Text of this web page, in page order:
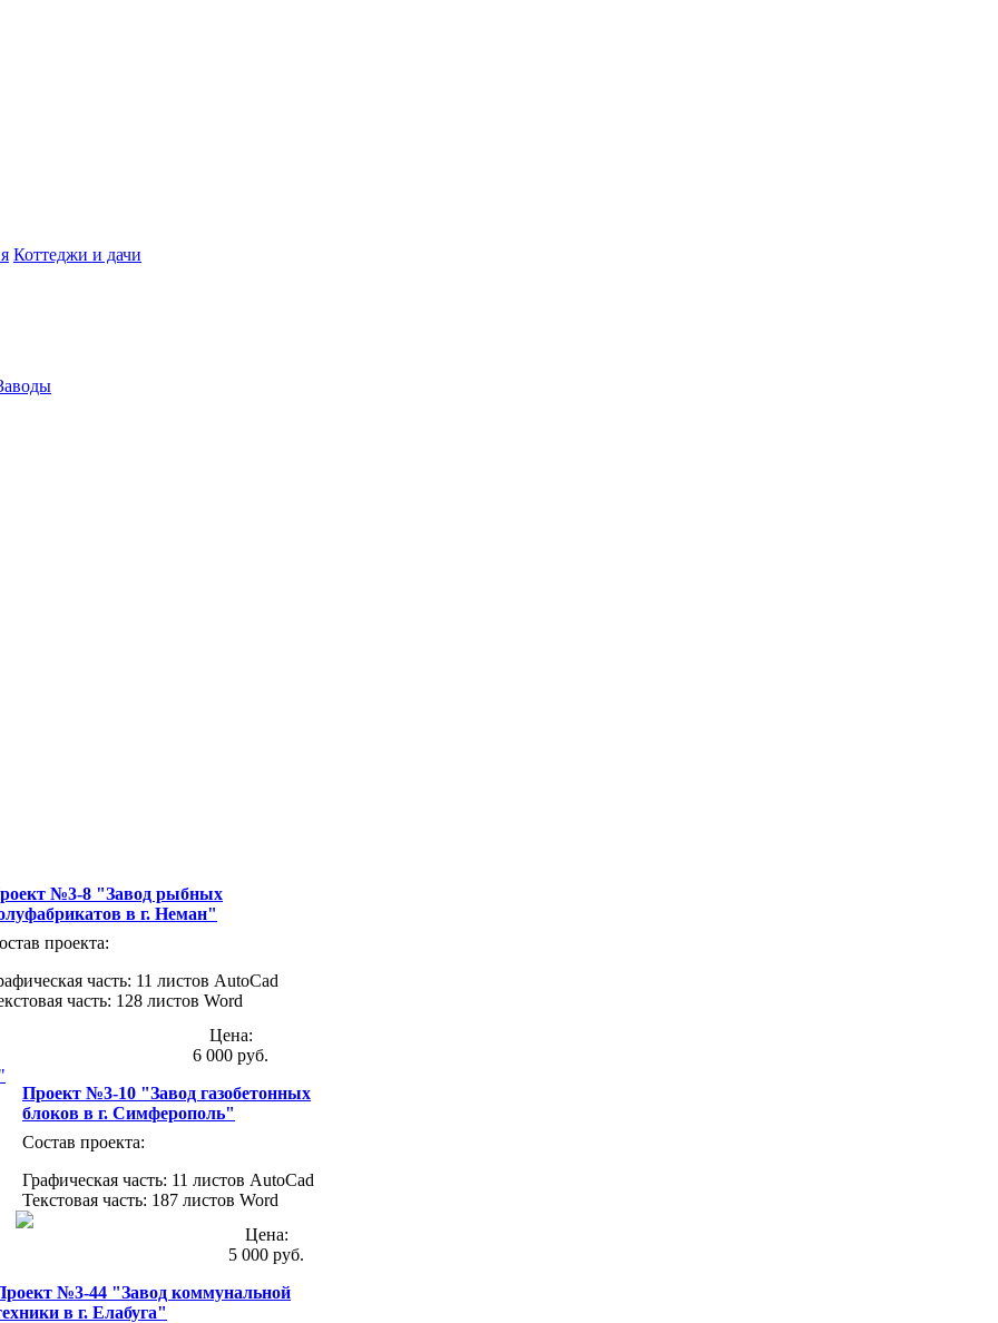
Коттеджи и дачи
№3-8 "Завод рыбных
в г. Неман"
проекта:
часть: 11 листов AutoCad
часть: 128 листов Word
Цена:
6 000 руб.
Проект №3-10 "Завод газобетонных
блоков в г. Симферополь"
Состав проекта:
Графическая часть: 11 листов AutoCad
Текстовая часть: 187 листов Word
Цена:
5 000 руб.
№3-44 "Завод коммунальной
в г. Елабуга"